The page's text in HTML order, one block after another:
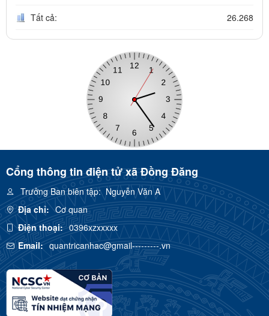
Tất cả: 26.268
Cổng thông tin điện tử xã Đồng Đăng
Trưởng Ban biên tập:Nguyễn Văn A
Địa chỉ: Cơ quan
Điện thoại: 0396xzxxxxx
Email: quantricanhac@gmail---------.vn